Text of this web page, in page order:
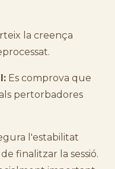
la creença
Es comprova que
pertorbadores
l'estabilitat
finalitzar la sessió.